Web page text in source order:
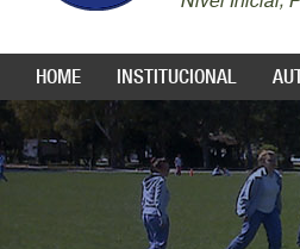
HOME INSTITUCIONAL